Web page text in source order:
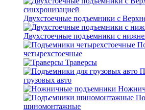
Двухстоечные подъемники с
Двухстоечные подъемники с
четырехстоечные
Траверсы
грузовых авто
шиномонтажные